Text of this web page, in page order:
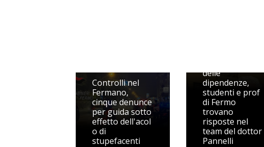
Controlli nel
Fermano,
cinque denunce
per guida sotto
effetto dell'acol
o di
stupefacenti
delle
dipendenze,
studenti e prof
di Fermo
trovano
risposte nel
team del dottor
Pannelli